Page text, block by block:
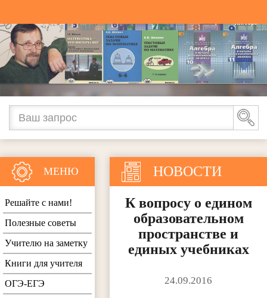
НОВОСТИ
К вопросу о едином
образовательном
пространстве и
единых учебниках
24.09.2016
МЕНЮ
Решайте с нами!
Полезные советы
Учителю на заметку
Книги для учителя
ОГЭ-ЕГЭ